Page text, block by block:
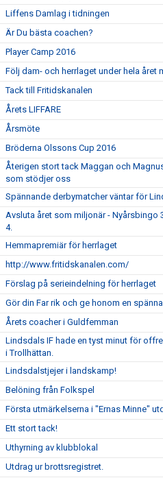
Liffens Damlag i tidningen
Är Du bästa coachen?
Player Camp 2016
Följ dam- och herrlaget under hela året
Tack till Fritidskanalen
Årets LIFFARE
Årsmöte
Bröderna Olssons Cup 2016
Återigen stort tack Maggan och
som stödjer oss
Spännande derbymatcher väntar för
Avsluta året som miljonär - Nyårsbingo
4.
Hemmapremiär för herrlaget
http://www.fritidskanalen.com/
Förslag på serieindelning för herrlaget
Gör din Far rik och ge honom en
Årets coacher i Guldfemman
Lindsdals IF hade en tyst minut för
i Trollhättan.
Lindsdalstjejer i landskamp!
Belöning från Folkspel
Första utmärkelserna i "Ernas Minne"
Ett stort tack!
Uthyrning av klubblokal
Utdrag ur brottsregistret.